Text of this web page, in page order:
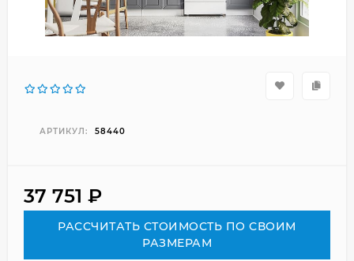
АРТИКУЛ: 58440
37 751 ₽
РАСCЧИТАТЬ СТОИМОСТЬ ПО СВОИМ
РАЗМЕРАМ